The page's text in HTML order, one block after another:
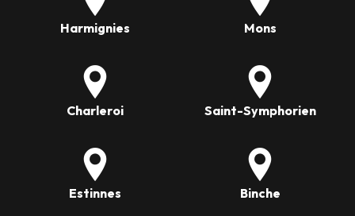
Harmignies Mons
Charleroi Saint-Symphorien
Estinnes Binche